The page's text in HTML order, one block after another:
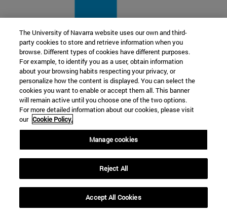
22 SEP
FUNCIÓN Y FICCIÓN. Varios artistas
Más información
The University of Navarra website uses our own and third-
party cookies to store and retrieve information when you
browse. Different types of cookies have different purposes.
For example, to identify you as a user, obtain information
about your browsing habits respecting your privacy, or
personalize how the content is displayed. You can select the
cookies you want to enable or accept them all. This banner
will remain active until you choose one of the two options.
For more detailed information about our cookies, please visit
our Cookie Policy.
Manage cookies
Reject All
Accept All Cookies